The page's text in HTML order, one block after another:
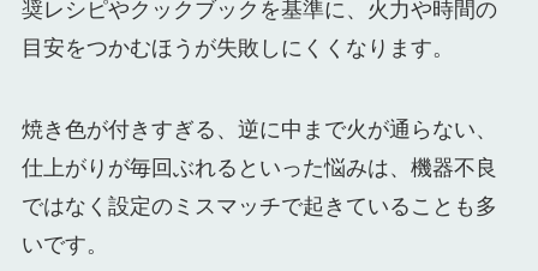
奨レシピやクックブックを基準に、火力や時間の
目安をつかむほうが失敗しにくくなります。
焼き色が付きすぎる、逆に中まで火が通らない、
仕上がりが毎回ぶれるといった悩みは、機器不良
ではなく設定のミスマッチで起きていることも多
いです。